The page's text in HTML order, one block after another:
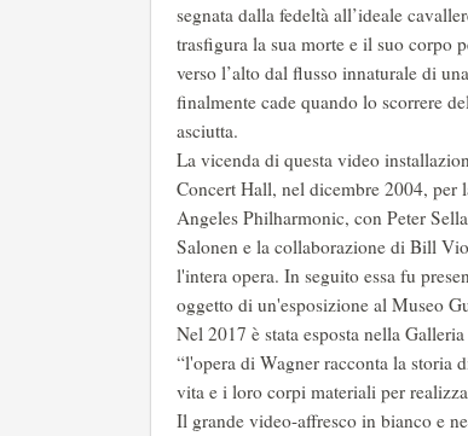
segnata dalla fedeltà all’ideale
trasfigura la sua morte e il suo corpo
verso l’alto dal flusso innaturale di
finalmente cade quando lo scorrere
asciutta.
La vicenda di questa video
Concert Hall, nel dicembre 2004, per
Angeles Philharmonic, con Peter
Salonen e la collaborazione di Bill
l'intera opera. In seguito essa fu
oggetto di un'esposizione al Museo
Nel 2017 è stata esposta nella
“l'opera di Wagner racconta la storia
vita e i loro corpi materiali per
Il grande video-affresco in bianco e